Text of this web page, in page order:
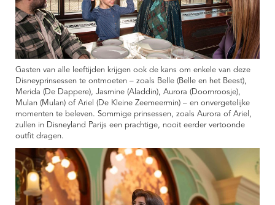
Gasten van alle leeftijden krijgen ook de kans om enkele van deze
Disneyprinsessen te ontmoeten – zoals Belle (Belle en het Beest),
Merida (De Dappere), Jasmine (Aladdin), Aurora (Doornroosje),
Mulan (Mulan) of Ariel (De Kleine Zeemeermin) – en onvergetelijke
momenten te beleven. Sommige prinsessen, zoals Aurora of Ariel,
zullen in Disneyland Parijs een prachtige, nooit eerder vertoonde
outfit dragen.